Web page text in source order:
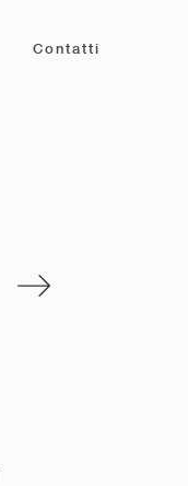
Contatti